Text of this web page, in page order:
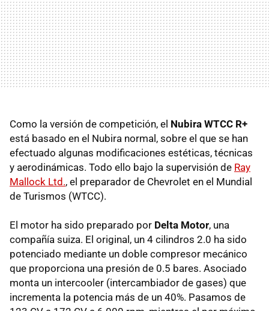
Como la versión de competición, el Nubira WTCC R+
está basado en el Nubira normal, sobre el que se han
efectuado algunas modificaciones estéticas, técnicas
y aerodinámicas. Todo ello bajo la supervisión de Ray
Mallock Ltd., el preparador de Chevrolet en el Mundial
de Turismos (WTCC).
El motor ha sido preparado por Delta Motor, una
compañía suiza. El original, un 4 cilindros 2.0 ha sido
potenciado mediante un doble compresor mecánico
que proporciona una presión de 0.5 bares. Asociado
monta un intercooler (intercambiador de gases) que
incrementa la potencia más de un 40%. Pasamos de